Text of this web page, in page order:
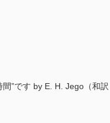
”です by E. H. Jego（和訳